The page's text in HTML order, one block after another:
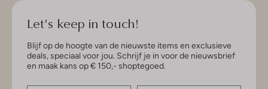
Let's keep in touch!
Blijf op de hoogte van de nieuwste items en exclusieve
deals, speciaal voor jou. Schrijf je in voor de nieuwsbrief
en maak kans op € 150,- shoptegoed.